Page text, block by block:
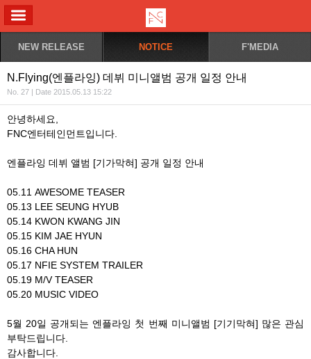
NEW RELEASE NOTICE F'MEDIA
N.Flying(엔플라잉) 데뷔 미니앨범 공개 일정 안내
No. 27 | Date 2015.05.13 15:22
안녕하세요,
FNC엔터테인먼트입니다.
엔플라잉 데뷔 앨범 [기가막혀] 공개 일정 안내
05.11 AWESOME TEASER
05.13 LEE SEUNG HYUB
05.14 KWON KWANG JIN
05.15 KIM JAE HYUN
05.16 CHA HUN
05.17 NFIE SYSTEM TRAILER
05.19 M/V TEASER
05.20 MUSIC VIDEO
5월 20일 공개되는 엔플라잉 첫 번째 미니앨범 [기기막혀] 많은 관심
부탁드립니다.
감사합니다.